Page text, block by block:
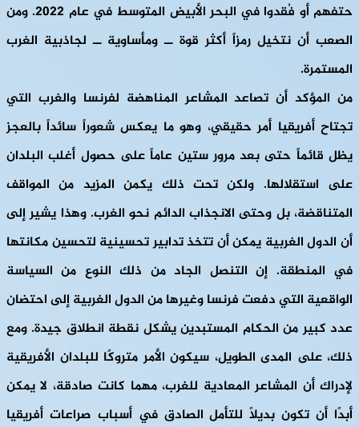
حتفهم أو فُقدوا في البحر الأبيض المتوسط في عام 2022. ومن
الصعب أن نتخيل رمزاً أكثر قوة ــ ومأساوية ــ لجاذبية الغرب
المستمرة.
من المؤكد أن تصاعد المشاعر المناهضة لفرنسا والغرب التي
تجتاح أفريقيا أمر حقيقي، وهو ما يعكس شعوراً سائداً بالعجز
يظل قائماً حتى بعد مرور ستين عاماً على حصول أغلب البلدان
على استقلالها. ولكن تحت ذلك يكمن المزيد من المواقف
المتناقضة، بل وحتى الانجذاب الدائم نحو الغرب. وهذا يشير إلى
أن الدول الغربية يمكن أن تتخذ تدابير تحسينية لتحسين مكانتها
في المنطقة. إن التنصل الجاد من ذلك النوع من السياسة
الواقعية التي دفعت فرنسا وغيرها من الدول الغربية إلى احتضان
عدد كبير من الحكام المستبدين يشكل نقطة انطلاق جيدة. ومع
ذلك، على المدى الطويل، سيكون الأمر متروكًا للبلدان الأفريقية
لإدراك أن المشاعر المعادية للغرب، مهما كانت صادقة، لا يمكن
أبدًا أن تكون بديلاً للتأمل الصادق في أسباب صراعات أفريقيا